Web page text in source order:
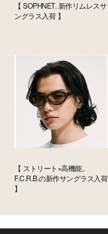
【 SOPHNET. 新作リムレスサ
ングラス入荷 】
【 ストリート×高機能。
F.C.R.B.の新作サングラス入荷
】